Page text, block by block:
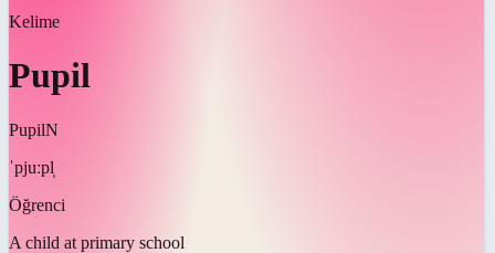
Kelime
Pupil
PupilN
ˈpjuːpl̩
Öğrenci
A child at primary school